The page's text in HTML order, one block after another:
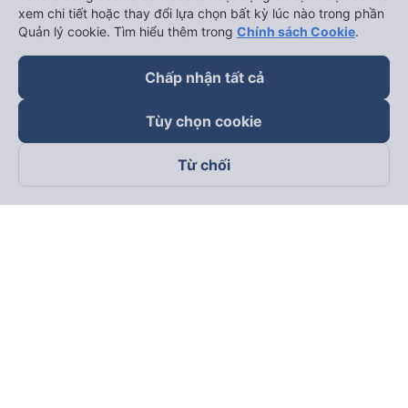
xem chi tiết hoặc thay đổi lựa chọn bất kỳ lúc nào trong phần
Quản lý cookie. Tìm hiểu thêm trong Chính sách Cookie.
Chấp nhận tất cả
Tùy chọn cookie
Từ chối